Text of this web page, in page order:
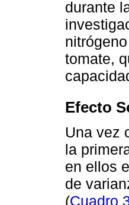
durante
tomate,
Efecto
Una vez
la
en ellos
de
(Cuadro